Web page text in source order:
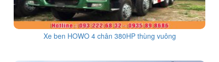
Xe ben HOWO 4 chân 380HP thùng vuông